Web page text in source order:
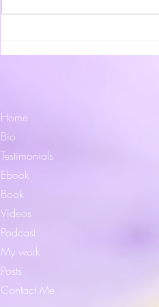
que eu vejo ainda Sou Eu?
Home
Bio
Testimonials
Ebook
Book
Videos
Podcast
My work
Posts
Contact Me